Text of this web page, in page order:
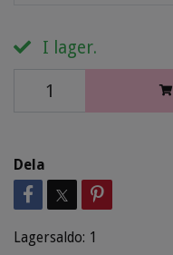
I lager.
Dela
Lagersaldo: 1